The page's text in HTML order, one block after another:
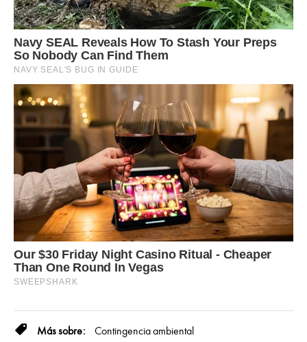
Contingencia ambiental